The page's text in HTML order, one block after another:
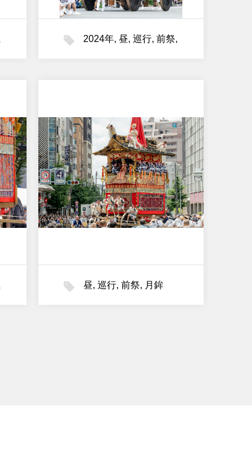
2024年, 昼, 巡行, 前祭,
昼, 巡行, 前祭, 月鉾